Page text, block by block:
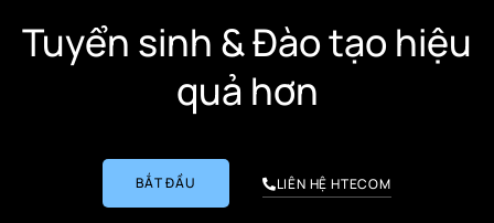
Tuyển sinh & Đào tạo hiệu
quả hơn
BẮT ĐẦU LIÊN HỆ HTECOM